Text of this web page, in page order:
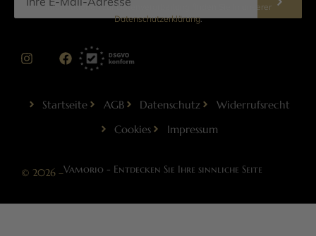
Informationen zur Datenverarbeitung finden Sie in unserer
Datenschutzerklärung.
Startseite AGB Datenschutz
Widerrufsrecht
Cookies
Impressum
© 2026 –Vamorio - Entdecken Sie Ihre sinnliche Seite